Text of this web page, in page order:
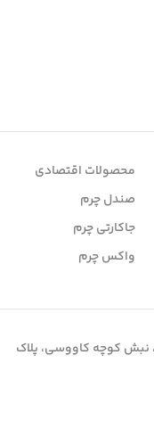
محصولات اقتصادی
صندل چرم
جاکارتی چرم
واکس چرم
نبش کوچه کاووسی، پلاک